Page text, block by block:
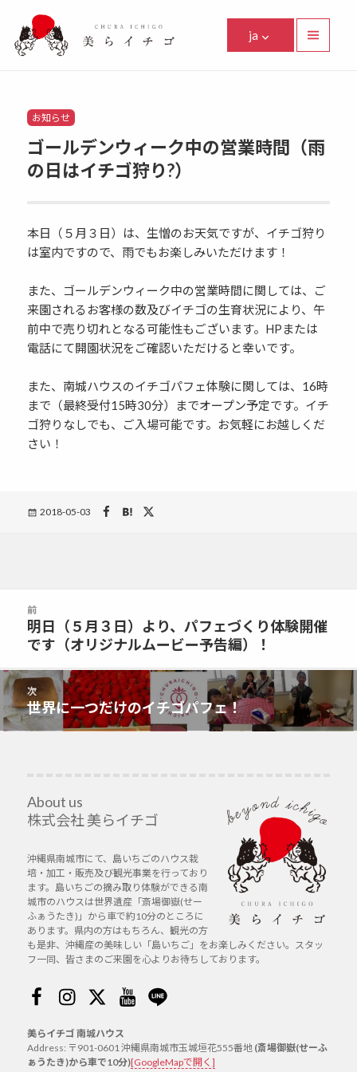
美らイチゴ
ja
Categories
お知らせ
ゴールデンウィーク中の営業時間（雨
の日はイチゴ狩り?）
本日（５月３日）は、生憎のお天気ですが、イチゴ狩り
は室内ですので、雨でもお楽しみいただけます！
また、ゴールデンウィーク中の営業時間に関しては、ご
来園されるお客様の数及びイチゴの生育状況により、午
前中で売り切れとなる可能性もございます。HPまたは
電話にて開園状況をご確認いただけると幸いです。
また、南城ハウスのイチゴパフェ体験に関しては、16時
まで（最終受付15時30分）までオープン予定です。イチ
ゴ狩りなしでも、ご入場可能です。お気軽にお越しくだ
さい！
Posted
2018-05-03
ゲ
ー
シ
ョ
前
前
の
稿:
明日（５月３日）より、パフェづくり体験開催
です（オリジナルムービー予告編）！
次
次
世界に一つだけのイチゴパフェ！
About us
株式会社 美らイチゴ
沖縄県南城市にて、島いちごのハウス栽
培・加工・販売及び観光事業を行っており
ます。島いちごの摘み取り体験ができる南
城市のハウスは世界遺産「斎場御嶽(せー
ふぁうたき)」から車で約10分のところに
あります。県内の方はもちろん、観光の方
も是非、沖縄産の美味しい「島いちご」をお楽しみください。スタッ
フ一同、皆さまのご来園を心よりお待ちしております。
Facebook
Instagram
Twitter
Youtube
Line
美らイチゴ 南城ハウス
Address: 〒901-0601 沖縄県南城市玉城垣花555番地 (斎場御嶽(せーふ
ぁうたき)から車で10分)[GoogleMapで開く]